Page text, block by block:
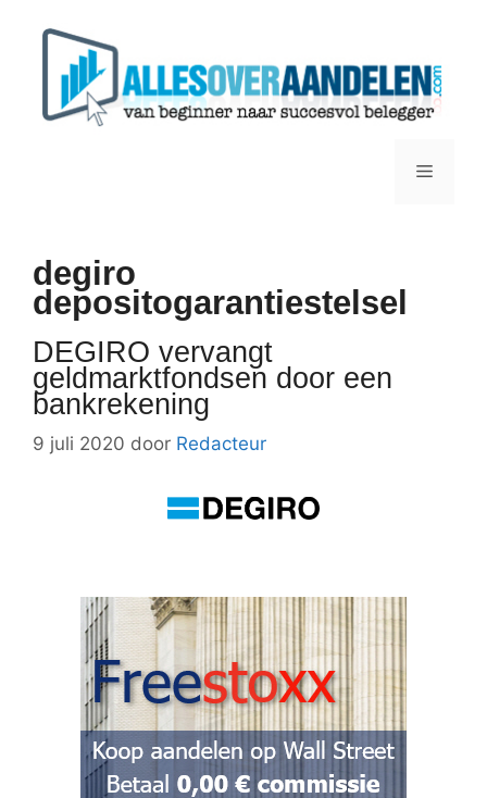
Menu
degiro
depositogarantiestelsel
DEGIRO vervangt
geldmarktfondsen door een
bankrekening
9 juli 2020 door Redacteur